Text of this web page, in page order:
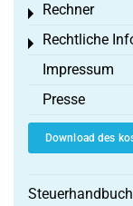
Rechner
Toggle menu
Rechtliche
Toggle menu
Impressum
Presse
Download des